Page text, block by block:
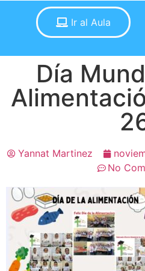
Ir al Aula
Día
Yannat Martinez
No